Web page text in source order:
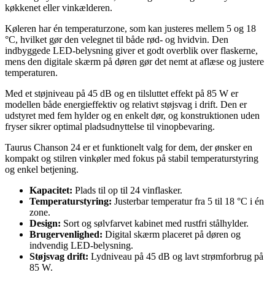
køkkenet eller vinkælderen.
Køleren har én temperaturzone, som kan justeres mellem 5 og 18
°C, hvilket gør den velegnet til både rød- og hvidvin. Den
indbyggede LED-belysning giver et godt overblik over flaskerne,
mens den digitale skærm på døren gør det nemt at aflæse og justere
temperaturen.
Med et støjniveau på 45 dB og en tilsluttet effekt på 85 W er
modellen både energieffektiv og relativt støjsvag i drift. Den er
udstyret med fem hylder og en enkelt dør, og konstruktionen uden
fryser sikrer optimal pladsudnyttelse til vinopbevaring.
Taurus Chanson 24 er et funktionelt valg for dem, der ønsker en
kompakt og stilren vinkøler med fokus på stabil temperaturstyring
og enkel betjening.
Kapacitet: Plads til op til 24 vinflasker.
Temperaturstyring: Justerbar temperatur fra 5 til 18 °C i én
zone.
Design: Sort og sølvfarvet kabinet med rustfri stålhylder.
Brugervenlighed: Digital skærm placeret på døren og
indvendig LED-belysning.
Støjsvag drift: Lydniveau på 45 dB og lavt strømforbrug på
85 W.